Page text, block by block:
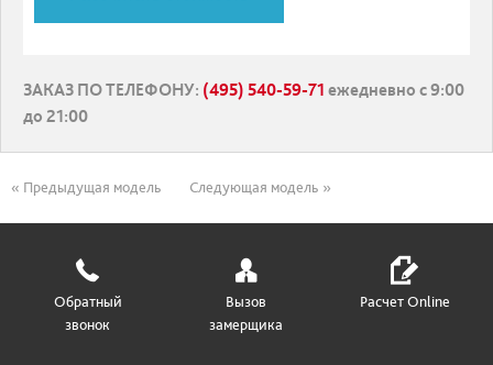
ЗАКАЗ ПО ТЕЛЕФОНУ: (495) 540-59-71 ежедневно с 9:00
до 21:00
« Предыдущая модель Следующая модель »
Обратный
звонок
Вызов
замерщика
Расчет Online